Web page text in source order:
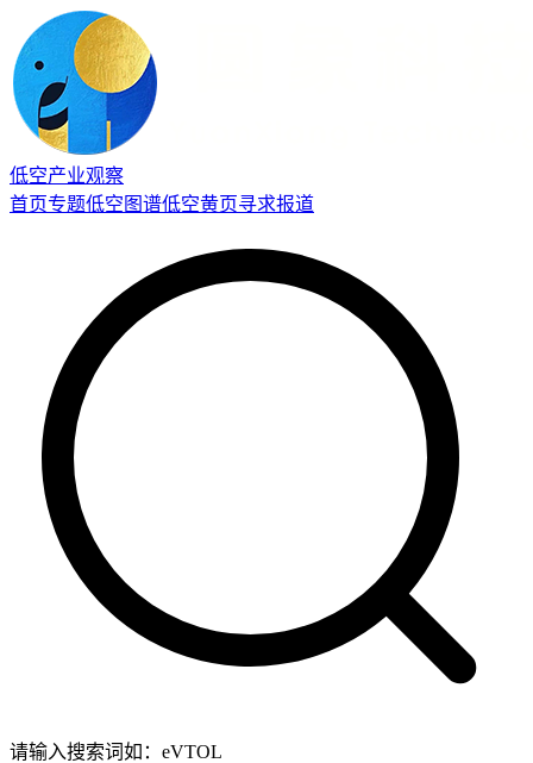
低空产业观察
首页专题低空图谱低空黄页寻求报道
请输入搜索词如：eVTOL